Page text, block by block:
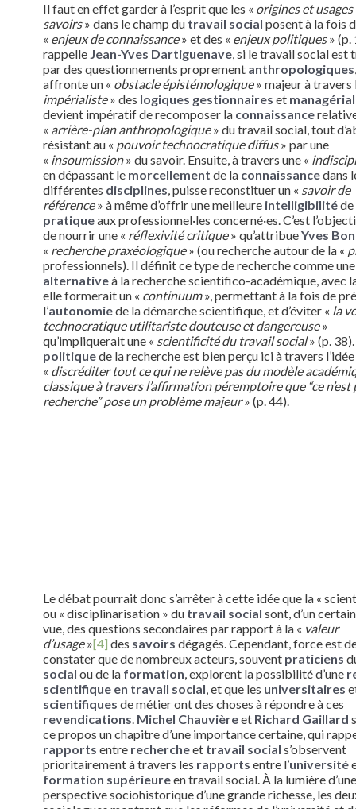
Il faut en effet garder à l’esprit que les « origines et usages
savoirs» dans le champ du travail social posent à la fois
« enjeux de connaissance» et des « enjeux politiques» (p.
rappelle Jean-Yves Dartiguenave, si le travail social est
par des questionnements proprement anthropologiques
affronte un « obstacle épistémologique» majeur à travers
impérialiste» des logiques gestionnaires et
devient impératif de recomposer la connaissance
« arrière-plan anthropologique» du travail social, tout
résistant au « pouvoir technocratique diffus» par une
« insoumission» du savoir. Ensuite, à travers une «
en dépassant le morcellement de la connaissancedans
différentes disciplines, puisse reconstituer un « savoir de
référence» à même d’offrir une meilleure intelligibilitéde
pratiqueaux professionnel·les concerné·es. C’est
de nourrir une « réflexivité critique» qu’attribueYves
« recherche praxéologique» (ou recherche autour de la «
professionnels). Il définit ce type de recherche comme une
alternativeà la recherche scientifico-académique, avec
elle formerait un « continuum», permettant à la fois de
l’autonomiede la démarche scientifique, et d’éviter « la
technocratique utilitariste douteuse et dangereuse»
qu’impliquerait une « scientificité du travail social» (p. 38).
politiquede la recherche est bien perçu ici à travers
« discréditer tout ce qui ne relève pas du modèle
classique à travers l’affirmation péremptoire que “ce n’est
recherche” pose un problème majeur» (p. 44).
Le débat pourrait donc s’arrêter à cette idée que la «
ou « disciplinarisation » du travail social sont, d’un
vue, des questions secondaires par rapport à la « valeur
d’usage»[4] des savoirs dégagés. Cependant, force est
constater que de nombreux acteurs, souvent praticiens
social ou de la formation, explorent la possibilité d’une
scientifique en travail social, et que les universitaires
scientifiques de métier ont des choses à répondre à ces
revendications. Michel Chauvièreet Richard Gaillard
ce propos un chapitre d’une importance certaine, qui
rapports entre rechercheet travail social s’observent
prioritairement à travers les rapports entre l’université
formation supérieureen travail social. À la lumière
perspective sociohistorique d’une grande richesse, les